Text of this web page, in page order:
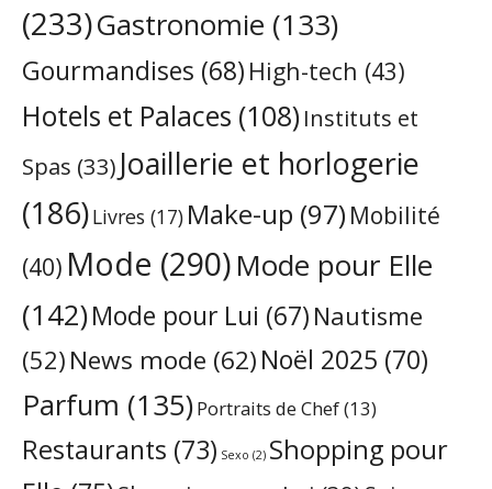
(233)Gastronomie (133)
Gourmandises (68) High-tech (43)
Hotels et Palaces (108) Instituts et
Spas (33) Joaillerie et horlogerie
(186)Livres (17) Make-up (97) Mobilité
(40) Mode (290)Mode pour Elle
(142)Mode pour Lui (67) Nautisme
(52) News mode (62)Noël 2025 (70)
Parfum (135)Portraits de Chef(13)
Restaurants (73) Sexo (2) Shopping pour